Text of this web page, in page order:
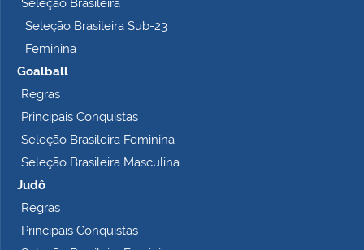
Seleção Brasileira
Seleção Brasileira Sub-23
Feminina
Goalball
Regras
Principais Conquistas
Seleção Brasileira Feminina
Seleção Brasileira Masculina
Judô
Regras
Principais Conquistas